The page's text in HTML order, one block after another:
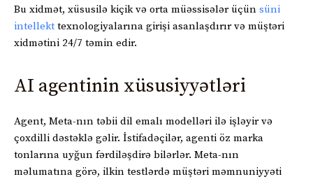
Bu xidmət, xüsusilə kiçik və orta müəssisələr üçün süni
intellekt texnologiyalarına girişi asanlaşdırır və müştəri
xidmətini 24/7 təmin edir.
AI agentinin xüsusiyyətləri
Agent, Meta-nın təbii dil emalı modelləri ilə işləyir və
çoxdilli dəstəklə gəlir. İstifadəçilər, agenti öz marka
tonlarına uyğun fərdiləşdirə bilərlər. Meta-nın
məlumatına görə, ilkin testlərdə müştəri məmnuniyyəti